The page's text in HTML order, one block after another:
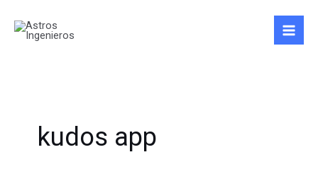
contenido
kudos app
por: